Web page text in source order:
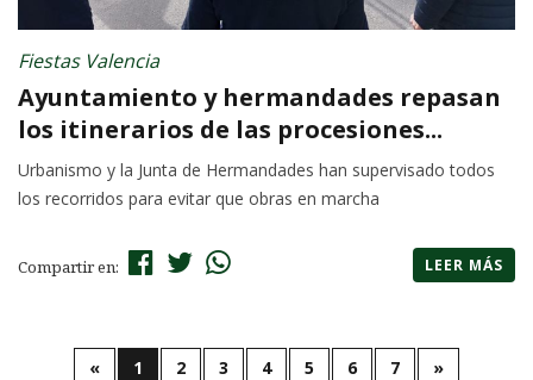
Fiestas Valencia
Ayuntamiento y hermandades repasan
los itinerarios de las procesiones...
Urbanismo y la Junta de Hermandades han supervisado todos
los recorridos para evitar que obras en marcha
Compartir en: LEER MÁS
« 1 2 3 4 5 6 7 »